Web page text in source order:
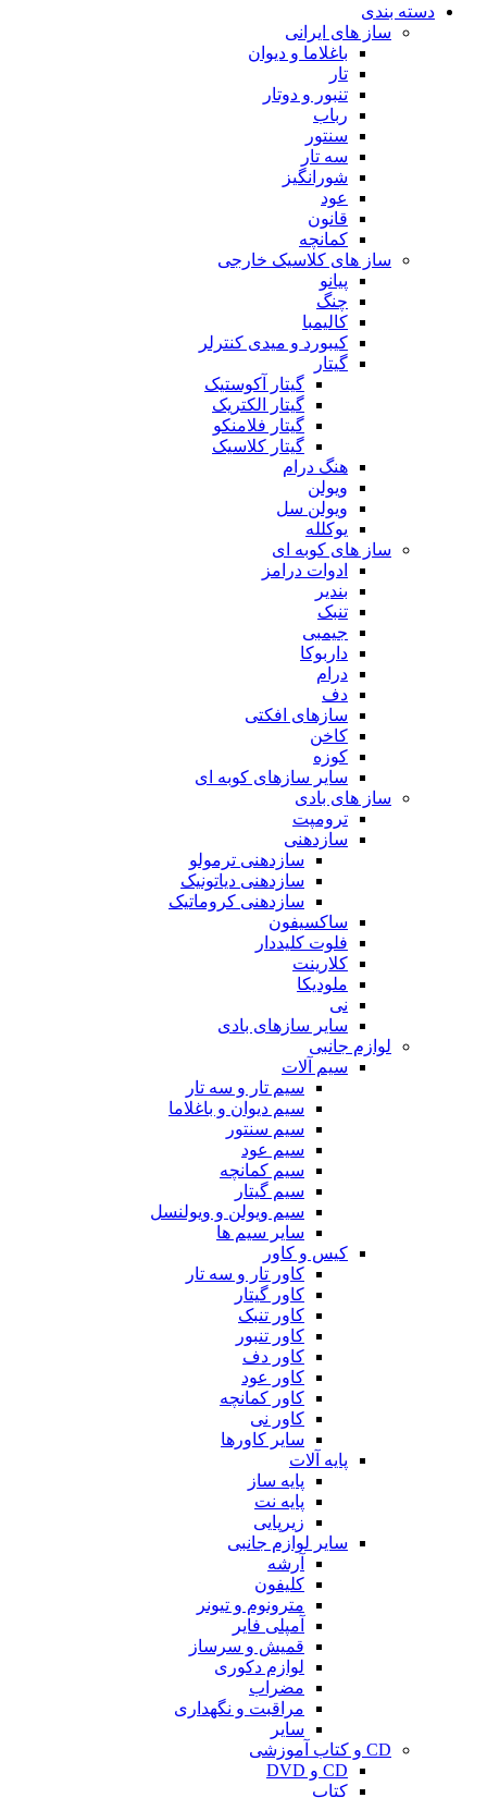
دسته بندی
ساز های ایرانی
باغلاما و دیوان
تار
تنبور و دوتار
رباب
سنتور
سه تار
شورانگیز
عود
قانون
کمانچه
ساز های کلاسیک خارجی
پیانو
چنگ
کالیمبا
کیبورد و میدی کنترلر
گیتار
گیتار آکوستیک
گیتار الکتریک
گیتار فلامنکو
گیتار کلاسیک
هنگ درام
ویولن
ویولن سل
یوکلله
ساز های کوبه ای
ادوات درامز
بندیر
تنبک
جیمبی
داربوکا
درام
دف
سازهای افکتی
کاخن
کوزه
سایر سازهای کوبه ای
ساز های بادی
ترومپت
سازدهنی
سازدهنی ترمولو
سازدهنی دیاتونیک
سازدهنی کروماتیک
ساکسیفون
فلوت کلیددار
کلارینت
ملودیکا
نی
سایر سازهای بادی
لوازم جانبی
سیم آلات
سیم تار و سه تار
سیم دیوان و باغلاما
سیم سنتور
سیم عود
سیم کمانچه
سیم گیتار
سیم ویولن و ویولنسل
سایر سیم ها
کیس و کاور
کاور تار و سه تار
کاور گیتار
کاور تنبک
کاور تنبور
کاور دف
کاور عود
کاور کمانچه
کاور نی
سایر کاورها
پایه آلات
پایه ساز
پایه نت
زیرپایی
سایر لوازم جانبی
آرشه
کلیفون
مترونوم و تیونر
آمپلی فایر
قمیش و سرساز
لوازم دکوری
مضراب
مراقبت و نگهداری
سایر
CD و کتاب آموزشی
CD و DVD
کتاب